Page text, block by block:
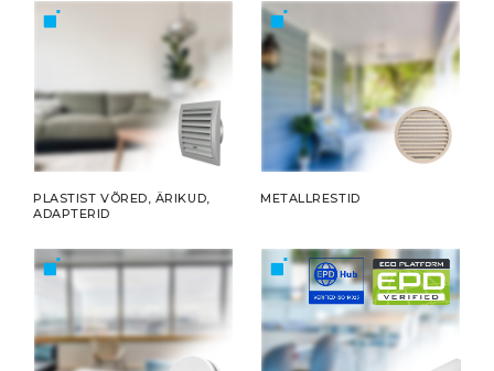
PLASTIST VÕRED, ÄRIKUD,
ADAPTERID
METALLRESTID